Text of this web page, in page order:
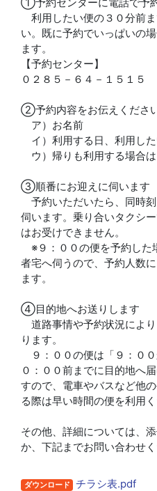
利用したい便の３０分前
い。既に予約でいっぱいの
ます。
【予約センター】
０２８５－６４－１５１５
②予約内容をお伝えくださ
ア）お名前
イ）利用する日、利用し
ウ）帰りも利用する場合
③順番にお迎えに伺います
予約いただいたら、同時
伺います。乗り合いタクシ
はお受けできません。
※９：００の便を予約した
者宅へ伺うので、予約人数
ます。
④目的地へお送りします
道路事情や予約状況によ
ります。
９：００の便は「９：０
０：００前までに目的地へ
すので、電車やバスなど他
る際は早い時間の便を利用く
その他、詳細については、
か、下記までお問い合わせく
ダウンロード チラシ表.pdf